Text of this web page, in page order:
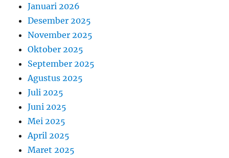
Januari 2026
Desember 2025
November 2025
Oktober 2025
September 2025
Agustus 2025
Juli 2025
Juni 2025
Mei 2025
April 2025
Maret 2025